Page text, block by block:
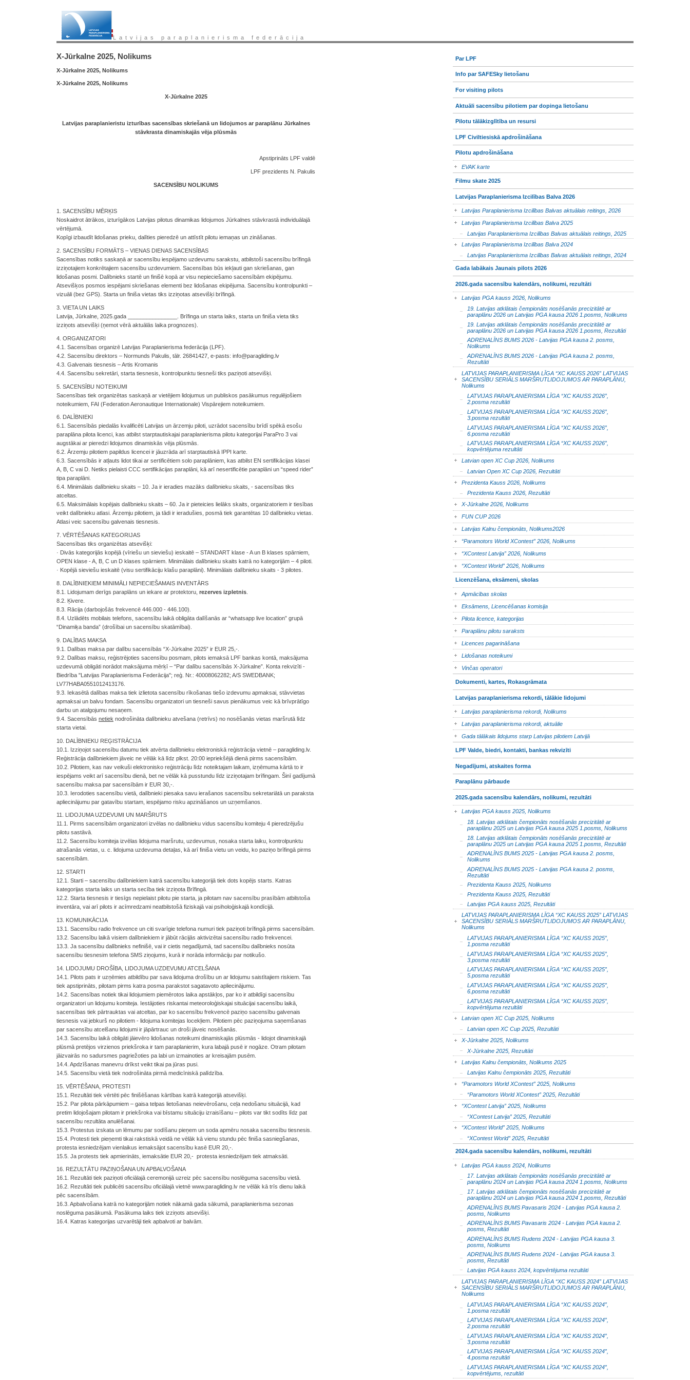
Latvijas paraplanierisma federācija
Par LPF
Info par SAFESky lietošanu
For visiting pilots
Aktuāli sacensību pilotiem par dopinga lietošanu
Pilotu tālākizglītība un resursi
LPF Civiltiesiskā apdrošināšana
Pilotu apdrošināšana
EVAK karte
Filmu skate 2025
Latvijas Paraplanierisma Izcilības Balva 2026
Latvijas Paraplanierisma Izcilības Balvas aktuālais reitings, 2026
Latvijas Paraplanierisma Izcilības Balva 2025
Latvijas Paraplanierisma Izcilības Balvas aktuālais reitings, 2025
Latvijas Paraplanierisma Izcilības Balva 2024
Latvijas Paraplanierisma Izcilības Balvas aktuālais reitings, 2024
Gada labākais Jaunais pilots 2026
2026.gada sacensību kalendārs, nolikumi, rezultāti
Latvijas PGA kauss 2026, Nolikums
19. Latvijas atklātais čempionāts nosēšanās precizitātē ar
paraplānu 2026 un Latvijas PGA kausa 2026 1.posms, Nolikums
19. Latvijas atklātais čempionāts nosēšanās precizitātē ar
paraplānu 2026 un Latvijas PGA kausa 2026 1.posms, Rezultāti
ADRENALĪNS BUMS 2026 - Latvijas PGA kausa 2. posms,
Nolikums
ADRENALĪNS BUMS 2026 - Latvijas PGA kausa 2. posms,
Rezultāti
LATVIJAS PARAPLANIERISMA LĪGA “XC KAUSS 2026” LATVIJAS
SACENSĪBU SERIĀLS MARŠRUTLIDOJUMOS AR PARAPLĀNU,
Nolikums
LATVIJAS PARAPLANIERISMA LĪGA “XC KAUSS 2026”,
2.posma rezultāti
LATVIJAS PARAPLANIERISMA LĪGA “XC KAUSS 2026”,
3.posma rezultāti
LATVIJAS PARAPLANIERISMA LĪGA “XC KAUSS 2026”,
6.posma rezultāti
LATVIJAS PARAPLANIERISMA LĪGA “XC KAUSS 2026”,
kopvērtējuma rezultāti
Latvian open XC Cup 2026, Nolikums
Latvian Open XC Cup 2026, Rezultāti
Prezidenta Kauss 2026, Nolikums
Prezidenta Kauss 2026, Rezultāti
X-Jūrkalne 2026, Nolikums
FUN CUP 2026
Latvijas Kalnu čempionāts, Nolikums2026
“Paramotors World XContest” 2026, Nolikums
“XContest Latvija” 2026, Nolikums
“XContest World” 2026, Nolikums
Licenzēšana, eksāmeni, skolas
Apmācības skolas
Eksāmens, Licencēšanas komisija
Pilota licence, kategorijas
Paraplānu pilotu saraksts
Licences pagarināšana
Lidošanas noteikumi
Vinčas operatori
Dokumenti, kartes, Rokasgrāmata
Latvijas paraplanierisma rekordi, tālākie lidojumi
Latvijas paraplanierisma rekordi, Nolikums
Latvijas paraplanierisma rekordi, aktuālie
Gada tālākais lidojums starp Latvijas pilotiem Latvijā
LPF Valde, biedri, kontakti, bankas rekvizīti
Negadījumi, atskaites forma
Paraplānu pārbaude
2025.gada sacensību kalendārs, nolikumi, rezultāti
Latvijas PGA kauss 2025, Nolikums
18. Latvijas atklātais čempionāts nosēšanās precizitātē ar
paraplānu 2025 un Latvijas PGA kausa 2025 1.posms, Nolikums
18. Latvijas atklātais čempionāts nosēšanās precizitātē ar
paraplānu 2025 un Latvijas PGA kausa 2025 1.posms, Rezultāti
ADRENALĪNS BUMS 2025 - Latvijas PGA kausa 2. posms,
Nolikums
ADRENALĪNS BUMS 2025 - Latvijas PGA kausa 2. posms,
Rezultāti
Prezidenta Kauss 2025, Nolikums
Prezidenta Kauss 2025, Rezultāti
Latvijas PGA kauss 2025, Rezultāti
LATVIJAS PARAPLANIERISMA LĪGA “XC KAUSS 2025” LATVIJAS
SACENSĪBU SERIĀLS MARŠRUTLIDOJUMOS AR PARAPLĀNU,
Nolikums
LATVIJAS PARAPLANIERISMA LĪGA “XC KAUSS 2025”,
1.posma rezultāti
LATVIJAS PARAPLANIERISMA LĪGA “XC KAUSS 2025”,
3.posma rezultāti
LATVIJAS PARAPLANIERISMA LĪGA “XC KAUSS 2025”,
5.posma rezultāti
LATVIJAS PARAPLANIERISMA LĪGA “XC KAUSS 2025”,
6.posma rezultāti
LATVIJAS PARAPLANIERISMA LĪGA “XC KAUSS 2025”,
kopvērtējuma rezultāti
Latvian open XC Cup 2025, Nolikums
Latvian open XC Cup 2025, Rezultāti
X-Jūrkalne 2025, Nolikums
X-Jūrkalne 2025, Rezultāti
Latvijas Kalnu čempionāts, Nolikums 2025
Latvijas Kalnu čempionāts 2025, Rezultāti
“Paramotors World XContest” 2025, Nolikums
“Paramotors World XContest” 2025, Rezultāti
“XContest Latvija” 2025, Nolikums
“XContest Latvija” 2025, Rezultāti
“XContest World” 2025, Nolikums
“XContest World” 2025, Rezultāti
2024.gada sacensību kalendārs, nolikumi, rezultāti
Latvijas PGA kauss 2024, Nolikums
17. Latvijas atklātais čempionāts nosēšanās precizitātē ar
paraplānu 2024 un Latvijas PGA kausa 2024 1.posms, Nolikums
17. Latvijas atklātais čempionāts nosēšanās precizitātē ar
paraplānu 2024 un Latvijas PGA kausa 2024 1.posms, Rezultāti
ADRENALĪNS BUMS Pavasaris 2024 - Latvijas PGA kausa 2.
posms, Nolikums
ADRENALĪNS BUMS Pavasaris 2024 - Latvijas PGA kausa 2.
posms, Rezultāti
ADRENALĪNS BUMS Rudens 2024 - Latvijas PGA kausa 3.
posms, Nolikums
ADRENALĪNS BUMS Rudens 2024 - Latvijas PGA kausa 3.
posms, Rezultāti
Latvijas PGA kauss 2024, kopvērtējuma rezultāti
LATVIJAS PARAPLANIERISMA LĪGA “XC KAUSS 2024” LATVIJAS
SACENSĪBU SERIĀLS MARŠRUTLIDOJUMOS AR PARAPLĀNU,
Nolikums
LATVIJAS PARAPLANIERISMA LĪGA “XC KAUSS 2024”,
1.posma rezultāti
LATVIJAS PARAPLANIERISMA LĪGA “XC KAUSS 2024”,
2.posma rezultāti
LATVIJAS PARAPLANIERISMA LĪGA “XC KAUSS 2024”,
3.posma rezultāti
LATVIJAS PARAPLANIERISMA LĪGA “XC KAUSS 2024”,
4.posma rezultāti
LATVIJAS PARAPLANIERISMA LĪGA “XC KAUSS 2024”,
kopvērtējums, rezultāti
X-Jūrkalne 2025, Nolikums
X-Jūrkalne 2025, Nolikums
X-Jūrkalne 2025, Nolikums
X-Jūrkalne 2025
Latvijas paraplanieristu izturības sacensības skriešanā un lidojumos ar paraplānu Jūrkalnes
stāvkrasta dinamiskajās vēja plūsmās
Apstiprināts LPF valdē
LPF prezidents N. Pakulis
SACENSĪBU NOLIKUMS
1. SACENSĪBU MĒRĶIS
Noskaidrot ātrākos, izturīgākos Latvijas pilotus dinamikas lidojumos Jūrkalnes stāvkrastā individuālajā
vērtējumā.
Kopīgi izbaudīt lidošanas prieku, dalīties pieredzē un attīstīt pilotu iemaņas un zināšanas.
2. SACENSĪBU FORMĀTS – VIENAS DIENAS SACENSĪBAS
Sacensības notiks saskaņā ar sacensību iespējamo uzdevumu sarakstu, atbilstoši sacensību brīfingā
izziņotajiem konkrētajiem sacensību uzdevumiem. Sacensības būs iekļauti gan skriešanas, gan
lidošanas posmi. Dalībnieks startē un finišē kopā ar visu nepieciešamo sacensībām ekipējumu.
Atsevišķos posmos iespējami skriešanas elementi bez lidošanas ekipējuma. Sacensību kontrolpunkti –
vizuāli (bez GPS). Starta un finiša vietas tiks izziņotas atsevišķi brīfingā.
3. VIETA UN LAIKS
Latvija, Jūrkalne, 2025.gada ________________. Brīfinga un starta laiks, starta un finiša vieta tiks
izziņots atsevišķi (ņemot vērā aktuālās laika prognozes).
4. ORGANIZATORI
4.1. Sacensības organizē Latvijas Paraplanierisma federācija (LPF).
4.2. Sacensību direktors – Normunds Pakulis, tālr. 26841427, e-pasts: info@paragliding.lv
4.3. Galvenais tiesnesis – Artis Kromanis
4.4. Sacensību sekretāri, starta tiesnesis, kontrolpunktu tiesneši tiks paziņoti atsevišķi.
5. SACENSĪBU NOTEIKUMI
Sacensības tiek organizētas saskaņā ar vietējiem lidojumus un publiskos pasākumus regulējošiem
noteikumiem, FAI (Federation Aeronautique Internationale) Vispārejiem noteikumiem.
6. DALĪBNIEKI
6.1. Sacensībās piedalās kvalificēti Latvijas un ārzemju piloti, uzrādot sacensību brīdī spēkā esošu
paraplāna pilota licenci, kas atbilst starptautiskajai paraplanierisma pilotu kategorijai ParaPro 3 vai
augstākai ar pieredzi lidojumos dinamiskās vēja plūsmās.
6.2. Ārzemju pilotiem papildus licencei ir jāuzrāda arī starptautiskā IPPI karte.
6.3. Sacensībās ir atļauts lidot tikai ar sertificētiem solo paraplāniem, kas atbilst EN sertifikācijas klasei
A, B, C vai D. Netiks pielaisti CCC sertifikācijas paraplāni, kā arī nesertificētie paraplāni un “speed rider”
tipa paraplāni.
6.4. Minimālais dalībnieku skaits – 10. Ja ir ieradies mazāks dalībnieku skaits, - sacensības tiks
atceltas.
6.5. Maksimālais kopējais dalībnieku skaits – 60. Ja ir pieteicies lielāks skaits, organizatoriem ir tiesības
veikt dalībnieku atlasi. Ārzemju pilotiem, ja tādi ir ieradušies, posmā tiek garantētas 10 dalībnieku vietas.
Atlasi veic sacensību galvenais tiesnesis.
7. VĒRTĒŠANAS KATEGORIJAS
Sacensības tiks organizētas atsevišķi:
· Divās kategorijās kopējā (vīriešu un sieviešu) ieskaitē – STANDART klase - A un B klases spārniem,
OPEN klase - A, B, C un D klases spārniem. Minimālais dalībnieku skaits katrā no kategorijām – 4 piloti.
· Kopējā sieviešu ieskaitē (visu sertifikāciju klašu paraplāni). Minimālais dalībnieku skaits - 3 pilotes.
8. DALĪBNIEKIEM MINIMĀLI NEPIECIEŠAMAIS INVENTĀRS
8.1. Lidojumam derīgs paraplāns un iekare ar protektoru, rezerves izpletnis
8.2. Ķivere.
8.3. Rācija (darbojošās frekvencē 446.000 - 446.100).
8.4. Uzlādēts mobilais telefons, sacensību laikā obligāta dalīšanās ar “whatsapp live location” grupā
“Dinamiķa banda” (drošībai un sacensību skatāmībai).
9. DALĪBAS MAKSA
9.1. Dalības maksa par dalību sacensībās “X-Jūrkalne 2025” ir EUR 25,-.
9.2. Dalības maksu, reģistrējoties sacensību posmam, pilots iemaksā LPF bankas kontā, maksājuma
uzdevumā obligāti norādot maksājuma mērķī – “Par dalību sacensībās X-Jūrkalne”. Konta rekvizīti -
Biedrība "Latvijas Paraplanierisma Federācija"; reģ. Nr.: 40008062282; A/S SWEDBANK;
LV77HABA0551012413176.
9.3. Iekasētā dalības maksa tiek izlietota sacensību rīkošanas tiešo izdevumu apmaksai, stāvvietas
apmaksai un balvu fondam. Sacensību organizatori un tiesneši savus pienākumus veic kā brīvprātīgo
darbu un atalgojumu nesaņem.
9.4. Sacensībās netiek nodrošināta dalībnieku atvešana (retrīvs) no nosēšanās vietas maršrutā līdz
starta vietai.
10. DALĪBNIEKU REĢISTRĀCIJA
10.1. Izziņojot sacensību datumu tiek atvērta dalībnieku elektroniskā reģistrācija vietnē – paragliding.lv.
Reģistrācija dalībniekiem jāveic ne vēlāk kā līdz plkst. 20:00 iepriekšējā dienā pirms sacensībām.
10.2. Pilotiem, kas nav veikuši elektronisko reģistrāciju līdz noteiktajam laikam, izņēmuma kārtā to ir
iespējams veikt arī sacensību dienā, bet ne vēlāk kā pusstundu līdz izziņotajam brīfingam. Šinī gadījumā
sacensību maksa par sacensībām ir EUR 30,-.
10.3. Ierodoties sacensību vietā, dalībnieki piesaka savu ierašanos sacensību sekretariātā un paraksta
apliecinājumu par gatavību startam, iespējamo risku apzināšanos un uzņemšanos.
11. LIDOJUMA UZDEVUMI UN MARŠRUTS
11.1. Pirms sacensībām organizatori izvēlas no dalībnieku vidus sacensību komiteju 4 pieredzējušu
pilotu sastāvā.
11.2. Sacensību komiteja izvēlas lidojuma maršrutu, uzdevumus, nosaka starta laiku, kontrolpunktu
atrašanās vietas, u. c. lidojuma uzdevuma detaļas, kā arī finiša vietu un veidu, ko paziņo brīfingā pirms
sacensībām.
12. STARTI
12.1. Starti – sacensību dalībniekiem katrā sacensību kategorijā tiek dots kopējs starts. Katras
kategorijas starta laiks un starta secība tiek izziņota Brīfingā.
12.2. Starta tiesnesis ir tiesīgs nepielaist pilotu pie starta, ja pilotam nav sacensību prasībām atbilstoša
inventāra, vai arī pilots ir acīmredzami neatbilstošā fiziskajā vai psiholoģiskajā kondīcijā.
13. KOMUNIKĀCIJA
13.1. Sacensību radio frekvence un citi svarīgie telefona numuri tiek paziņoti brīfingā pirms sacensībām.
13.2. Sacensību laikā visiem dalībniekiem ir jābūt rācijās aktivizētai sacensību radio frekvencei.
13.3. Ja sacensību dalībnieks nefinišē, vai ir cietis negadījumā, tad sacensību dalībnieks nosūta
sacensību tiesnesim telefona SMS ziņojums, kurā ir norāda informāciju par notikušo.
14. LIDOJUMU DROŠĪBA, LIDOJUMA UZDEVUMU ATCELŠANA
14.1. Pilots pats ir uzņēmies atbildību par sava lidojuma drošību un ar lidojumu saistītajiem riskiem. Tas
tiek apstiprināts, pilotam pirms katra posma parakstot sagatavoto apliecinājumu.
14.2. Sacensības notiek tikai lidojumiem piemērotos laika apstākļos, par ko ir atbildīgi sacensību
organizatori un lidojumu komiteja. Iestājoties riskantai meteoroloģiskajai situācijai sacensību laikā,
sacensības tiek pārtrauktas vai atceltas, par ko sacensību frekvencē paziņo sacensību galvenais
tiesnesis vai jebkurš no pilotiem - lidojuma komitejas locekļiem. Pilotiem pēc paziņojuma saņemšanas
par sacensību atcelšanu lidojumi ir jāpārtrauc un droši jāveic nosēšanās.
14.3. Sacensību laikā obligāti jāievēro lidošanas noteikumi dinamiskajās plūsmās - lidojot dinamiskajā
plūsmā pretējos virzienos priekšroka ir tam paraplanierim, kura labajā pusē ir nogāze. Otram pilotam
jāizvairās no sadursmes pagriežoties pa labi un izmainoties ar kreisajām pusēm.
14.4. Apdzīšanas manevru drīkst veikt tikai pa jūras pusi.
14.5. Sacensību vietā tiek nodrošināta pirmā medicīniskā palīdzība.
15. VĒRTĒŠANA, PROTESTI
15.1. Rezultāti tiek vērtēti pēc finišēšanas kārtības katrā kategorijā atsevišķi.
15.2. Par pilota pārkāpumiem – gaisa telpas lietošanas neievērošanu, ceļa nedošanu situācijā, kad
pretim lidojošajam pilotam ir priekšroka vai bīstamu situāciju izraisīšanu – pilots var tikt sodīts līdz pat
sacensību rezultāta anulēšanai.
15.3. Protestus izskata un lēmumu par sodīšanu pieņem un soda apmēru nosaka sacensību tiesnesis.
15.4. Protesti tiek pieņemti tikai rakstiskā veidā ne vēlāk kā vienu stundu pēc finiša sasniegšanas,
protesta iesniedzējam vienlaikus iemaksājot sacensību kasē EUR 20,-.
15.5. Ja protests tiek apmierināts, iemaksātie EUR 20,- protesta iesniedzējam tiek atmaksāti.
16. REZULTĀTU PAZIŅOŠANA UN APBALVOŠANA
16.1. Rezultāti tiek paziņoti oficiālajā ceremonijā uzreiz pēc sacensību noslēguma sacensību vietā.
16.2. Rezultāti tiek publicēti sacensību oficiālajā vietnē www.paragliding.lv ne vēlāk kā trīs dienu laikā
pēc sacensībām.
16.3. Apbalvošana katrā no kategorijām notiek nākamā gada sākumā, paraplanierisma sezonas
noslēguma pasākumā. Pasākuma laiks tiek izziņots atsevišķi.
16.4. Katras kategorijas uzvarētāji tiek apbalvoti ar balvām.